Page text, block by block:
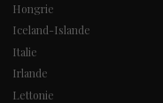
Hongrie
Iceland-Islande
Italie
Irlande
Lettonie